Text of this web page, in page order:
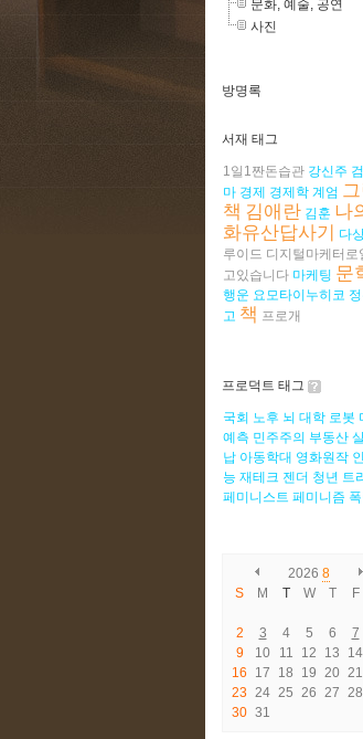
문화, 예술, 공연
사진
방명록
서재 태그
1일1짠돈습관 강신주
마 경제 경제학 계엄
책 김애란 김훈 나
화유산답사기
다
루이드 디지털마케터로
고있습니다 마케팅 문
행운 요모타이누히코
고 책 프로개
프로덕트 태그
국회 노후 뇌 대학 로봇
예측 민주주의 부동산
납 아동학대 영화원작
능 재테크 젠더 청년 트
페미니스트 페미니즘
2026 8
S
M T W T F
2
3 4 5 6 7
9
10 11 12 13 14
16
17 18 19 20 21
23 24 25 26 27 28
30 31